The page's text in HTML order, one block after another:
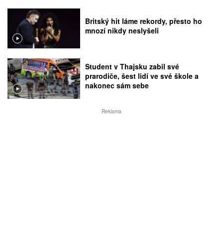
Britský hit láme rekordy, přesto ho
mnozí nikdy neslyšeli
Student v Thajsku zabil své
prarodiče, šest lidí ve své škole a
nakonec sám sebe
Reklama